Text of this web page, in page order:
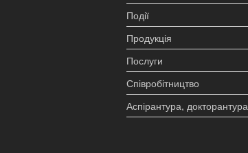
Події
Продукція
Послуги
Співробітництво
Аспірантура, докторантура